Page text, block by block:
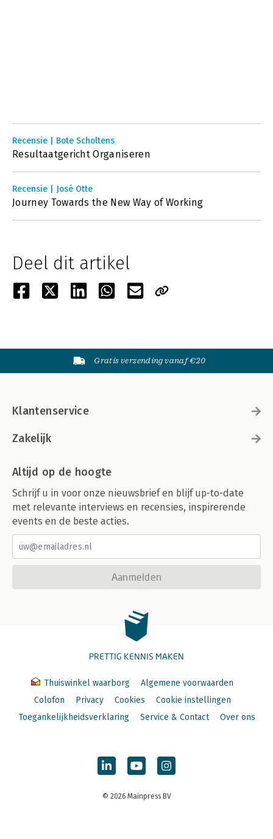
Recensie | Bote Scholtens
Resultaatgericht Organiseren
Recensie | José Otte
Journey Towards the New Way of Working
Deel dit artikel
Gratis verzending vanaf €20
Klantenservice
Zakelijk
Altijd op de hoogte
Schrijf u in voor onze nieuwsbrief en blijf up-to-date
met relevante interviews en recensies, inspirerende
events en de beste acties.
Aanmelden
PRETTIG KENNIS MAKEN
Thuiswinkel waarborg
Algemene voorwaarden
Colofon
Privacy Cookies
Cookie instellingen
Toegankelijkheidsverklaring
Service & Contact Over ons
© 2026 Mainpress BV